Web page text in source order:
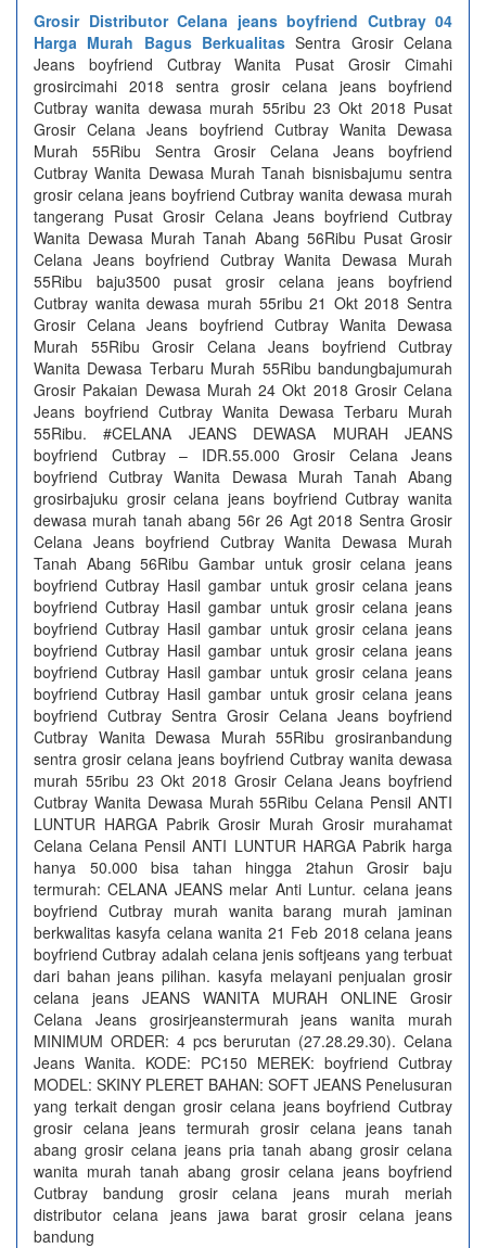
Grosir Distributor Celana jeans boyfriend Cutbray 04
Harga Murah Bagus Berkualitas Sentra Grosir Celana
Jeans boyfriend Cutbray Wanita Pusat Grosir Cimahi
grosircimahi 2018 sentra grosir celana jeans boyfriend
Cutbray wanita dewasa murah 55ribu 23 Okt 2018 Pusat
Grosir Celana Jeans boyfriend Cutbray Wanita Dewasa
Murah 55Ribu Sentra Grosir Celana Jeans boyfriend
Cutbray Wanita Dewasa Murah Tanah bisnisbajumu sentra
grosir celana jeans boyfriend Cutbray wanita dewasa murah
tangerang Pusat Grosir Celana Jeans boyfriend Cutbray
Wanita Dewasa Murah Tanah Abang 56Ribu Pusat Grosir
Celana Jeans boyfriend Cutbray Wanita Dewasa Murah
55Ribu baju3500 pusat grosir celana jeans boyfriend
Cutbray wanita dewasa murah 55ribu 21 Okt 2018 Sentra
Grosir Celana Jeans boyfriend Cutbray Wanita Dewasa
Murah 55Ribu Grosir Celana Jeans boyfriend Cutbray
Wanita Dewasa Terbaru Murah 55Ribu bandungbajumurah
Grosir Pakaian Dewasa Murah 24 Okt 2018 Grosir Celana
Jeans boyfriend Cutbray Wanita Dewasa Terbaru Murah
55Ribu. #CELANA JEANS DEWASA MURAH JEANS
boyfriend Cutbray – IDR.55.000 Grosir Celana Jeans
boyfriend Cutbray Wanita Dewasa Murah Tanah Abang
grosirbajuku grosir celana jeans boyfriend Cutbray wanita
dewasa murah tanah abang 56r 26 Agt 2018 Sentra Grosir
Celana Jeans boyfriend Cutbray Wanita Dewasa Murah
Tanah Abang 56Ribu Gambar untuk grosir celana jeans
boyfriend Cutbray Hasil gambar untuk grosir celana jeans
boyfriend Cutbray Hasil gambar untuk grosir celana jeans
boyfriend Cutbray Hasil gambar untuk grosir celana jeans
boyfriend Cutbray Hasil gambar untuk grosir celana jeans
boyfriend Cutbray Hasil gambar untuk grosir celana jeans
boyfriend Cutbray Hasil gambar untuk grosir celana jeans
boyfriend Cutbray Sentra Grosir Celana Jeans boyfriend
Cutbray Wanita Dewasa Murah 55Ribu grosiranbandung
sentra grosir celana jeans boyfriend Cutbray wanita dewasa
murah 55ribu 23 Okt 2018 Grosir Celana Jeans boyfriend
Cutbray Wanita Dewasa Murah 55Ribu Celana Pensil ANTI
LUNTUR HARGA Pabrik Grosir Murah Grosir murahamat
Celana Celana Pensil ANTI LUNTUR HARGA Pabrik harga
hanya 50.000 bisa tahan hingga 2tahun Grosir baju
termurah: CELANA JEANS melar Anti Luntur. celana jeans
boyfriend Cutbray murah wanita barang murah jaminan
berkwalitas kasyfa celana wanita 21 Feb 2018 celana jeans
boyfriend Cutbray adalah celana jenis softjeans yang terbuat
dari bahan jeans pilihan. kasyfa melayani penjualan grosir
celana jeans JEANS WANITA MURAH ONLINE Grosir
Celana Jeans grosirjeanstermurah jeans wanita murah
MINIMUM ORDER: 4 pcs berurutan (27.28.29.30). Celana
Jeans Wanita. KODE: PC150 MEREK: boyfriend Cutbray
MODEL: SKINY PLERET BAHAN: SOFT JEANS Penelusuran
yang terkait dengan grosir celana jeans boyfriend Cutbray
grosir celana jeans termurah grosir celana jeans tanah
abang grosir celana jeans pria tanah abang grosir celana
wanita murah tanah abang grosir celana jeans boyfriend
Cutbray bandung grosir celana jeans murah meriah
distributor celana jeans jawa barat grosir celana jeans
bandung